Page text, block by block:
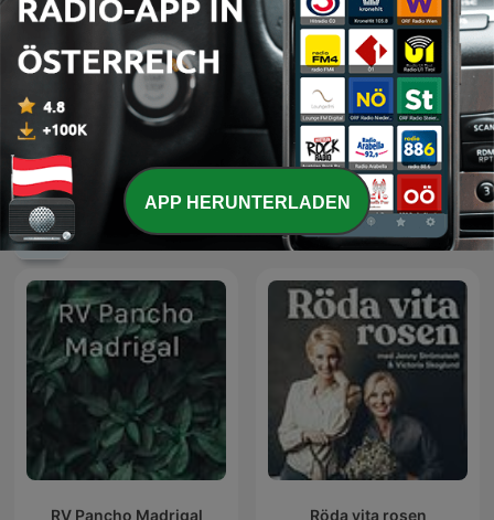
Verbrechen & andere
Kleinigkeiten
Internationale Freizeit-Podcasts
RV Pancho Madrigal Röda vita rosen
APP HERUNTERLADEN